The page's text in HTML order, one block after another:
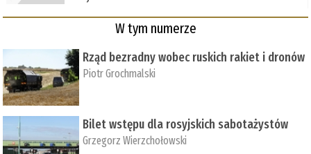
W tym numerze
Rząd bezradny wobec ruskich rakiet i dronów
Piotr Grochmalski
Bilet wstępu dla rosyjskich sabotażystów
Grzegorz Wierzchołowski